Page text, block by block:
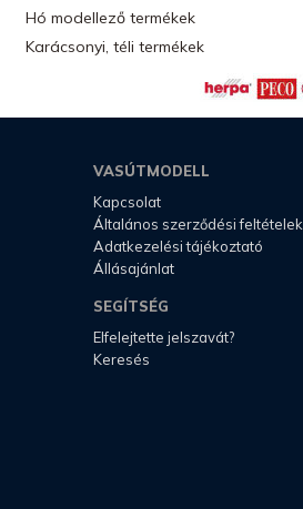
Hó modellező termékek
Karácsonyi, téli termékek
VASÚTMODELL
Kapcsolat
Általános szerződési feltételek
Adatkezelési tájékoztató
Állásajánlat
SEGÍTSÉG
Elfelejtette jelszavát?
Keresés